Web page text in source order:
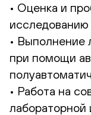
• Оценка и
исследованию
• Выполнение
при помощи
• Работа на